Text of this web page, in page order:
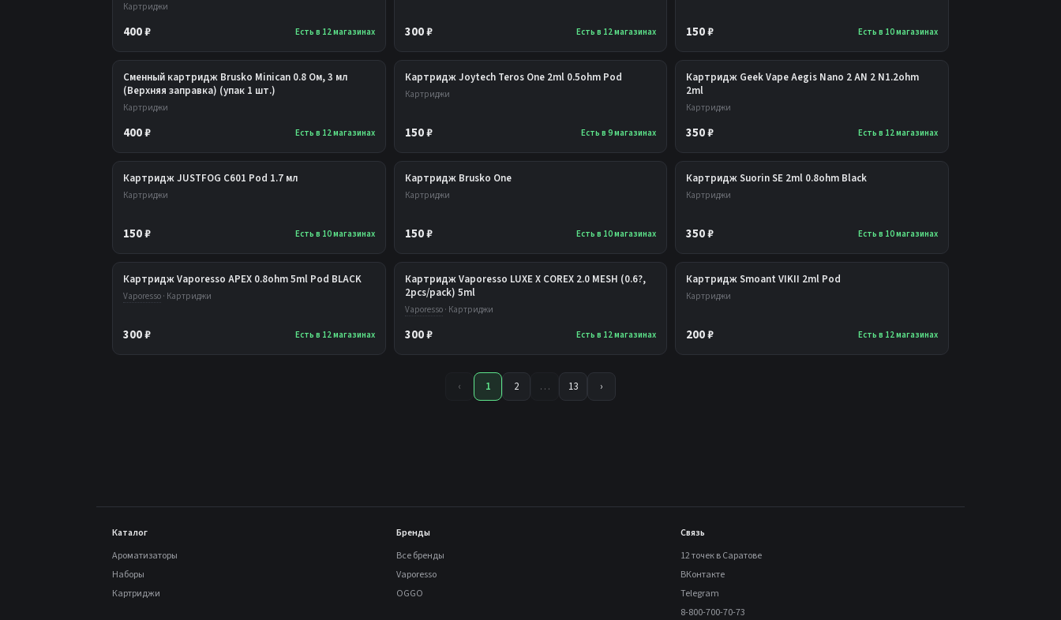
Картриджи
400 ₽ Есть в 12 магазинах 300 ₽ Есть в 12 магазинах 150 ₽ Есть в 10 магазинах
Сменный картридж Brusko Minican 0.8 Ом, 3 мл
(Верхняя заправка) (упак 1 шт.)
Картриджи
400 ₽ Есть в 12 магазинах
Картридж Joytech Teros One 2ml 0.5ohm Pod
Картриджи
150 ₽ Есть в 9 магазинах
Картридж Geek Vape Aegis Nano 2 AN 2 N1.2ohm
2ml
Картриджи
350 ₽ Есть в 12 магазинах
Картридж JUSTFOG C601 Pod 1.7 мл
Картриджи
150 ₽ Есть в 10 магазинах
Картридж Brusko One
Картриджи
150 ₽ Есть в 10 магазинах
Картридж Suorin SE 2ml 0.8ohm Black
Картриджи
350 ₽ Есть в 10 магазинах
Картридж Vaporesso APEX 0.8ohm 5ml Pod BLACK
Vaporesso · Картриджи
300 ₽ Есть в 12 магазинах
Картридж Vaporesso LUXE X COREX 2.0 MESH (0.6?,
2pcs/pack) 5ml
Vaporesso· Картриджи
300 ₽ Есть в 12 магазинах
Картридж Smoant VIKII 2ml Pod
Картриджи
200 ₽ Есть в 12 магазинах
‹ 1 2 … 13 ›
Каталог
Ароматизаторы
Наборы
Картриджи
Бренды
Все бренды
Vaporesso
OGGO
Связь
12 точек в Саратове
ВКонтакте
Telegram
8-800-700-70-73